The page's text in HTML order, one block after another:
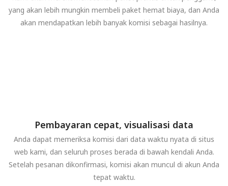
yang akan lebih mungkin membeli paket hemat biaya, dan Anda
akan mendapatkan lebih banyak komisi sebagai hasilnya.
Pembayaran cepat, visualisasi data
Anda dapat memeriksa komisi dari data waktu nyata di situs
web kami, dan seluruh proses berada di bawah kendali Anda.
Setelah pesanan dikonfirmasi, komisi akan muncul di akun Anda
tepat waktu.